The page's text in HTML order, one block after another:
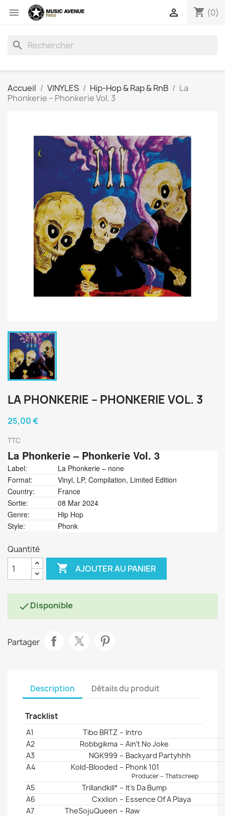
 shopping_cart (0)

search
Accueil VINYLES Hip-Hop & Rap & RnB
La
Phonkerie ‎– Phonkerie Vol. 3
LA PHONKERIE ‎– PHONKERIE VOL. 3
25,00 €
TTC
La Phonkerie‎– Phonkerie Vol. 3
Label:
La Phonkerie ‎– none
Format:
Vinyl, LP, Compilation, Limited Edition
Country:
France
Sortie:
08 Mar 2024
Genre:
Hip Hop
Style:
Phonk
Quantité
 AJOUTER AU PANIER
Disponible
Partager
Description Détails du produit
Tracklist
Position Title/Credits Duration
A1 –
Tibo BRTZ
Intro
A2
–
Robbgikma
Ain't No Joke
A3
–
NGK999
Backyard Partyhhh
A4
–
Kold-Blooded Phonk 101
Producer – Thatscreep
A5 –
Trillandkill*
It's Da Bump
A6
–
Cxxlion
Essence Of A Playa
A7
–
TheSojuQueen Raw